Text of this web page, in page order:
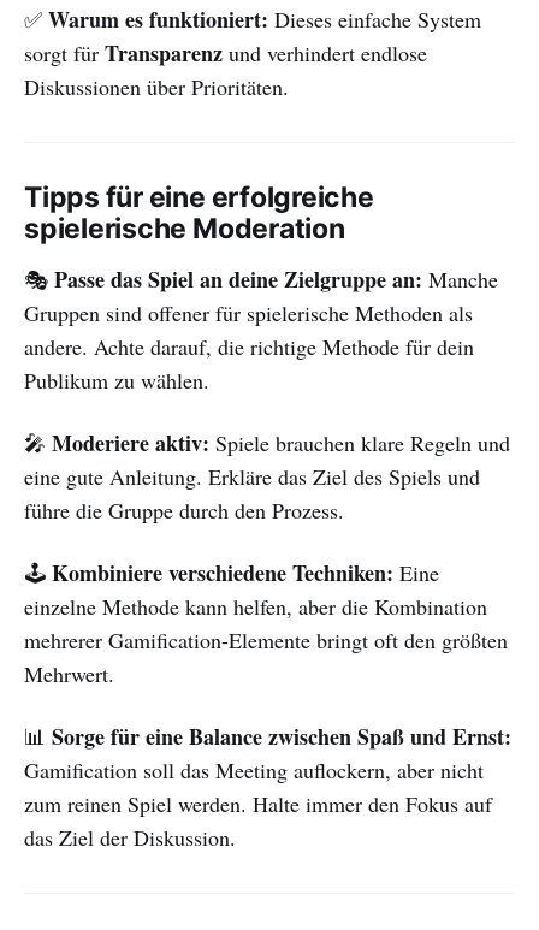
✅ Warum es funktioniert: Dieses einfache System
sorgt für Transparenz und verhindert endlose
Diskussionen über Prioritäten.
Tipps für eine erfolgreiche
spielerische Moderation
🎭 Passe das Spiel an deine Zielgruppe an: Manche
Gruppen sind offener für spielerische Methoden als
andere. Achte darauf, die richtige Methode für dein
Publikum zu wählen.
🎤 Moderiere aktiv: Spiele brauchen klare Regeln und
eine gute Anleitung. Erkläre das Ziel des Spiels und
führe die Gruppe durch den Prozess.
🕹 Kombiniere verschiedene Techniken: Eine
einzelne Methode kann helfen, aber die Kombination
mehrerer Gamification-Elemente bringt oft den größten
Mehrwert.
📊 Sorge für eine Balance zwischen Spaß und Ernst:
Gamification soll das Meeting auflockern, aber nicht
zum reinen Spiel werden. Halte immer den Fokus auf
das Ziel der Diskussion.